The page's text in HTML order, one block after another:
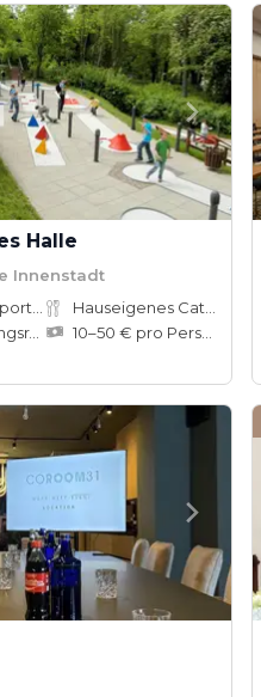
Halle
Innenstadt